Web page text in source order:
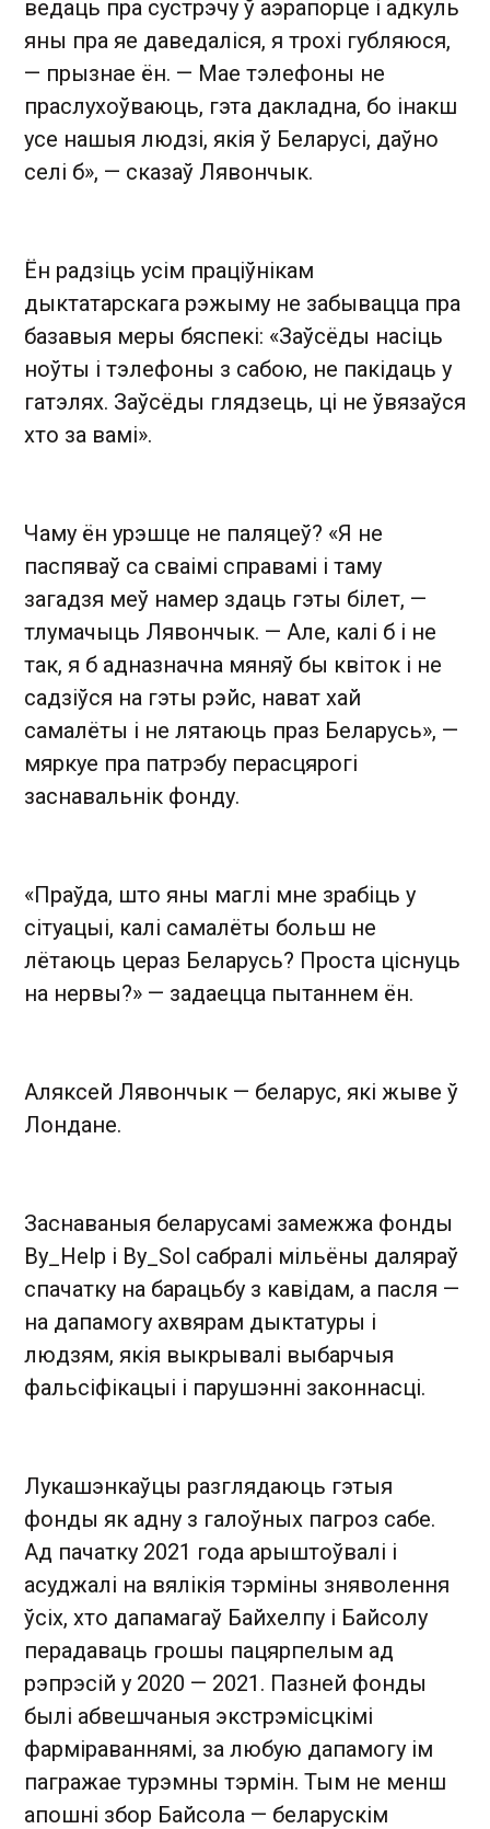
ведаць пра сустрэчу ў аэрапорце і адкуль
яны пра яе даведаліся, я трохі губляюся,
— прызнае ён. — Мае тэлефоны не
праслухоўваюць, гэта дакладна, бо інакш
усе нашыя людзі, якія ў Беларусі, даўно
селі б», — сказаў Лявончык.
Ëн радзіць усім праціўнікам
дыктатарскага рэжыму не забывацца пра
базавыя меры бяспекі: «Заўсёды насіць
ноўты і тэлефоны з сабою, не пакідаць у
гатэлях. Заўсёды глядзець, ці не ўвязаўся
хто за вамі».
Чаму ён урэшце не паляцеў? «Я не
паспяваў са сваімі справамі і таму
загадзя меў намер здаць гэты білет, —
тлумачыць Лявончык. — Але, калі б і не
так, я б адназначна мяняў бы квіток і не
садзіўся на гэты рэйс, нават хай
самалёты і не лятаюць праз Беларусь», —
мяркуе пра патрэбу перасцярогі
заснавальнік фонду.
«Праўда, што яны маглі мне зрабіць у
сітуацыі, калі самалёты больш не
лётаюць цераз Беларусь? Проста ціснуць
на нервы?» — задаецца пытаннем ён.
Аляксей Лявончык — беларус, які жыве ў
Лондане.
Заснаваныя беларусамі замежжа фонды
By_Help і By_Sol сабралі мільёны даляраў
спачатку на барацьбу з кавідам, а пасля —
на дапамогу ахвярам дыктатуры і
людзям, якія выкрывалі выбарчыя
фальсіфікацыі і парушэнні законнасці.
Лукашэнкаўцы разглядаюць гэтыя
фонды як адну з галоўных пагроз сабе.
Ад пачатку 2021 года арыштоўвалі і
асуджалі на вялікія тэрміны зняволення
ўсіх, хто дапамагаў Байхелпу і Байсолу
перадаваць грошы пацярпелым ад
рэпрэсій у 2020 — 2021. Пазней фонды
былі абвешчаныя экстрэмісцкімі
фарміраваннямі, за любую дапамогу ім
пагражае турэмны тэрмін. Тым не менш
апошні збор Байсола — беларускім